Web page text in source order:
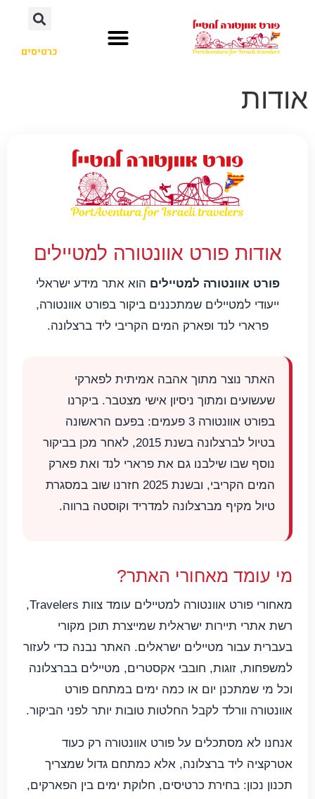
כרטיסים
אודות
אודות פורט אוונטורה למטיילים
פורט אוונטורה למטיילים הוא אתר מידע ישראלי
ייעודי למטיילים שמתכננים ביקור בפורט אוונטורה,
פרארי לנד ופארק המים הקריבי ליד ברצלונה.
האתר נוצר מתוך אהבה אמיתית לפארקי
שעשועים ומתוך ניסיון אישי מצטבר. ביקרנו
בפורט אוונטורה 3 פעמים: בפעם הראשונה
בטיול לברצלונה בשנת 2015, לאחר מכן בביקור
נוסף שבו שילבנו גם את פרארי לנד ואת פארק
המים הקריבי, ובשנת 2025 חזרנו שוב במסגרת
טיול מקיף מברצלונה למדריד וקוסטה ברווה.
מי עומד מאחורי האתר?
מאחורי פורט אוונטורה למטיילים עומד צוות Travelers,
רשת אתרי תיירות ישראלית שמייצרת תוכן מקורי
בעברית עבור מטיילים ישראלים. האתר נבנה כדי לעזור
למשפחות, זוגות, חובבי אקסטרים, מטיילים בברצלונה
וכל מי שמתכנן יום או כמה ימים במתחם פורט
אוונטורה וורלד לקבל החלטות טובות יותר לפני הביקור.
אנחנו לא מסתכלים על פורט אוונטורה רק כעוד
אטרקציה ליד ברצלונה, אלא כמתחם גדול שמצריך
תכנון נכון: בחירת כרטיסים, חלוקת ימים בין הפארקים,